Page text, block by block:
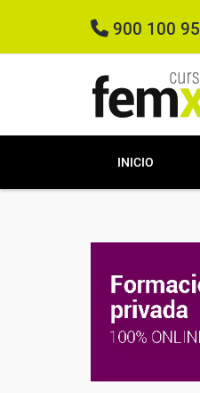
900 100
INICIO